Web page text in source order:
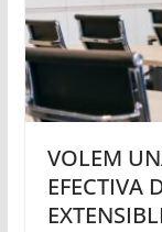
VOLEM
EFECTIVA